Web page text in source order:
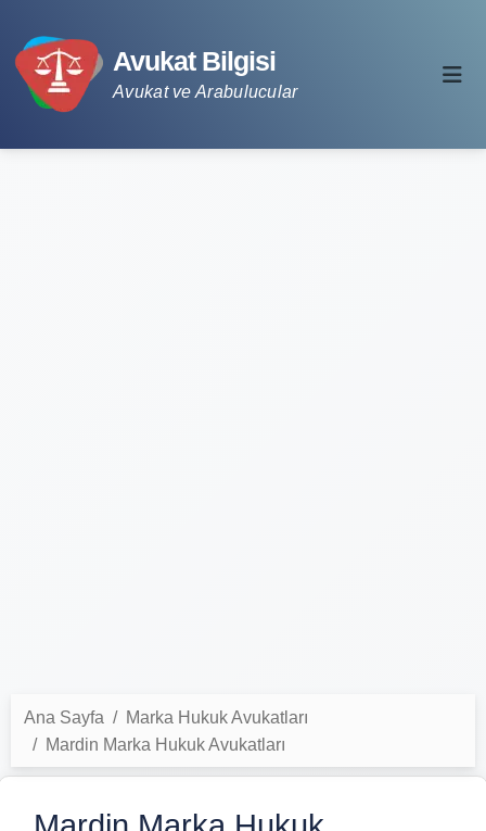
Avukat Bilgisi
Avukat ve Arabulucular
Ana Sayfa
Marka Hukuk Avukatları
Mardin Marka Hukuk Avukatları